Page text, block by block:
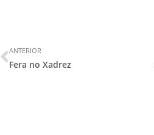
ANTERIOR
Fera no Xadrez